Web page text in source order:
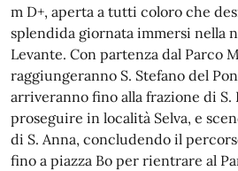
m D+, aperta a tutti coloro che
splendida giornata immersi nella
Levante. Con partenza dal Parco
raggiungeranno S. Stefano del
arriveranno fino alla frazione di S.
proseguire in località Selva, e
di S. Anna, concludendo il
fino a piazza Bo per rientrare al